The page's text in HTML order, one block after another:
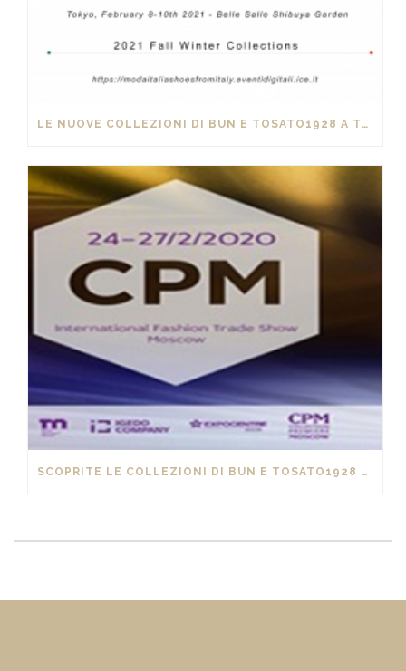
LE NUOVE COLLEZIONI DI BUN E TOSATO1928 A TOKYO
SCOPRITE LE COLLEZIONI DI BUN E TOSATO1928 AL “CPM” DI MOSCA